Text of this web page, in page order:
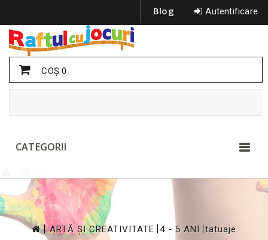
Autentificare
Blog
COŞ0
CATEGORII
>
ARTĂ ȘI CREATIVITATE 4 - 5 ANI tatuaje